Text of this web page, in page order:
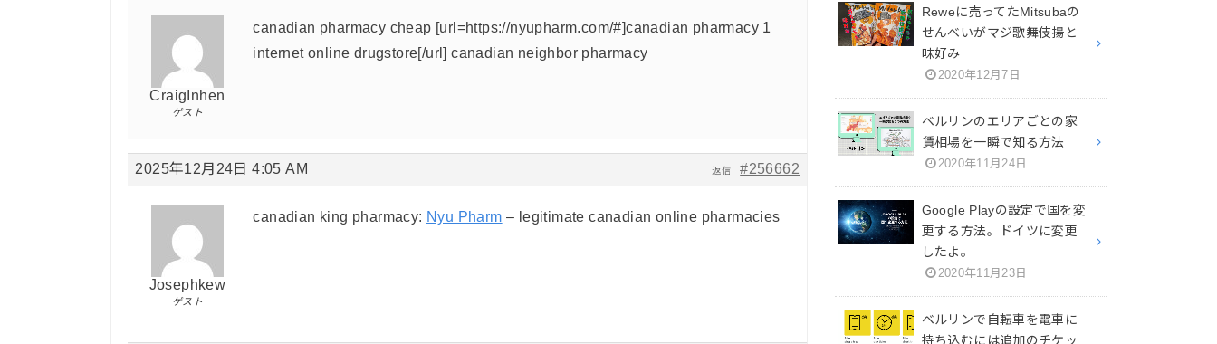
CraigInhen
ゲスト
canadian pharmacy cheap [url=https://nyupharm.com/#]canadian pharmacy 1
internet online drugstore[/url] canadian neighbor pharmacy
2025年12月24日 4:05 AM #256662
返信
Josephkew
ゲスト
canadian king pharmacy: Nyu Pharm – legitimate canadian online pharmacies
Reweに売ってたMitsubaの
せんべいがマジ歌舞伎揚と
味好み
2020年12月7日
ベルリンのエリアごとの家
賃相場を一瞬で知る方法
2020年11月24日
Google Playの設定で国を変
更する方法。ドイツに変更
したよ。
2020年11月23日
ベルリンで自転車を電車に
持ち込むには追加のチケッ